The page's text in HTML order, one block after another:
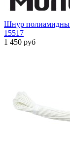
Шнур
15517
1 450 руб